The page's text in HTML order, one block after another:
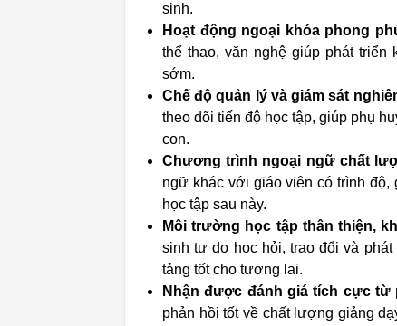
sinh.
Hoạt động ngoại khóa phong
thể thao, văn nghệ giúp phát
sớm.
Chế độ quản lý và giám sát
theo dõi tiến độ học tập, giúp phụ
con.
Chương trình ngoại ngữ chất
ngữ khác với giáo viên có trình
học tập sau này.
Môi trường học tập thân thiện,
sinh tự do học hỏi, trao đổi và
tảng tốt cho tương lai.
Nhận được đánh giá tích cực từ
phản hồi tốt về chất lượng giảng